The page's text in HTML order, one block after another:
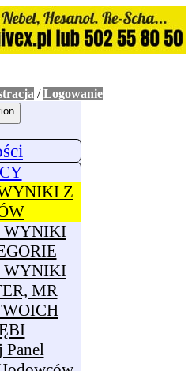
/Logowanie
Z
WYNIKI
WYNIKI
MR
Panel